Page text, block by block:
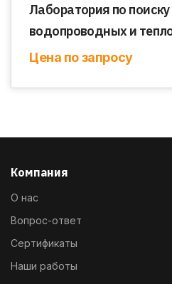
Лаборатория по поиску
водопроводных и
Цена по запросу
Компания
О нас
Вопрос-ответ
Сертификаты
Наши работы